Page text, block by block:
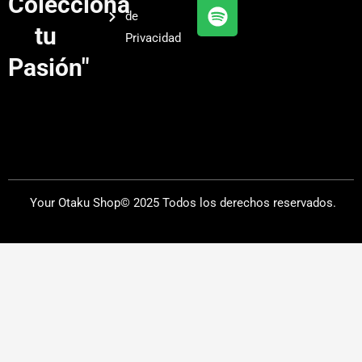
tu
Pasión"
de
Privacidad
e
r
a
y
Your Otaku Shop© 2025 Todos los derechos reservados.